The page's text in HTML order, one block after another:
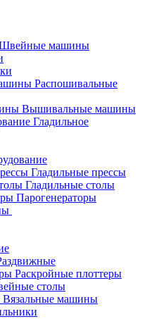
машины
Распошивальные
Вышивальные машины
Гладильное
Гладильные прессы
Гладильные столы
Парогенераторы
Раскройные плоттеры
столы
Вязальные машины